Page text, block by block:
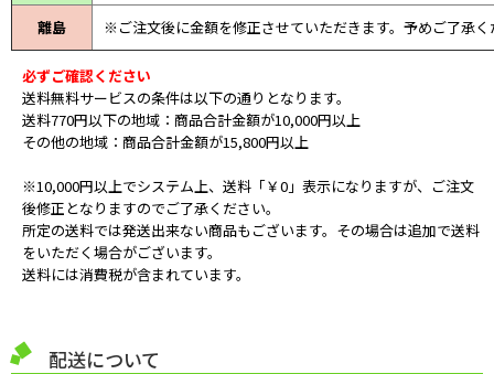
離島 ※ご注文後に金額を修正させていただきます。予めご了承く
必ずご確認ください
送料無料サービスの条件は以下の通りとなります。
送料770円以下の地域：商品合計金額が10,000円以上
その他の地域：商品合計金額が15,800円以上
※10,000円以上でシステム上、送料「￥0」表示になりますが、ご注文
後修正となりますのでご了承ください。
所定の送料では発送出来ない商品もございます。その場合は追加で送料
をいただく場合がございます。
送料には消費税が含まれています。
配送について